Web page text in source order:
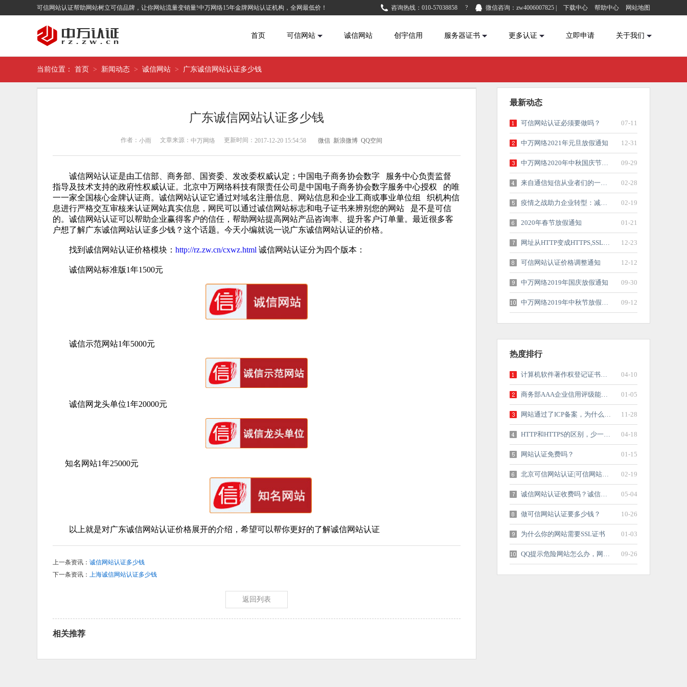
可信网站认证帮助网站树立可信品牌，让你网站流量变销量!中万网络15年金牌网站认证机构，全网最低价！ 咨询热线：010-57038858 ? 微信咨询：zw4006007825 下载中心 帮助中心 网站地图
首页 可信网站 诚信网站 创宇信用 服务器证书 更多认证 立即申请 关于我们
当前位置： 首页 > 新闻动态 > 诚信网站 > 广东诚信网站认证多少钱
广东诚信网站认证多少钱
作者： 小雨 文章来源： 中万网络 更新时间： 2017-12-20 15:54:58 微信 新浪微博 QQ空间
诚信网站认证是由工信部、商务部、国资委、发改委权威认定；中国电子商务协会数字 服务中心负责监督
指导及技术支持的政府性权威认证。北京中万网络科技有限责任公司是中国电子商务协会数字服务中心授权 的唯
一一家全国核心金牌认证商。诚信网站认证它通过对域名注册信息、网站信息和企业工商或事业单位组 织机构信
息进行严格交互审核来认证网站真实信息，网民可以通过诚信网站标志和电子证书来辨别您的网站 是不是可信
的。诚信网站认证可以帮助企业赢得客户的信任，帮助网站提高网站产品咨询率、提升客户订单量。最近很多客
户想了解广东诚信网站认证多少钱？这个话题。今天小编就说一说广东诚信网站认证的价格。
找到诚信网站认证价格模块： http://rz.zw.cn/cxwz.html 诚信网站认证分为四个版本：
诚信网站标准版1年1500元
诚信示范网站1年5000元
诚信网龙头单位1年20000元
知名网站1年25000元
以上就是对广东诚信网站认证价格展开的介绍，希望可以帮你更好的了解诚信网站认证
上一条资讯： 诚信网站认证多少钱
下一条资讯：
上海诚信网站认证多少钱
返回列表
相关推荐
最新动态
可信网站认证必须要做吗？ 07-11
中万网络2021年元旦放假通知 12-31
中万网络2020年中秋国庆节放假通知 09-29
来自通信短信从业者们的一封倡议书 02-28
疫情之战助力企业转型：减免可信网站首... 02-19
2020年春节放假通知 01-21
网址从HTTP变成HTTPS,SSL证书究竟发挥... 12-23
可信网站认证价格调整通知 12-12
中万网络2019年国庆放假通知 09-30
中万网络2019年中秋节放假通知 09-12
热度排行
计算机软件著作权登记证书有什么用？ 04-10
商务部AAA企业信用评级能给企业带来什... 01-05
网站通过了ICP备案，为什么还要办理可... 11-28
HTTP和HTTPS的区别，少一个S，却相差千... 04-18
网站认证免费吗？ 01-15
北京可信网站认证|可信网站验证中心_可... 02-19
诚信网站认证收费吗？诚信网站认证费用... 05-04
做可信网站认证要多少钱？ 10-26
为什么你的网站需要SSL证书 01-03
QQ提示危险网站怎么办，网站解封方法！ 09-26